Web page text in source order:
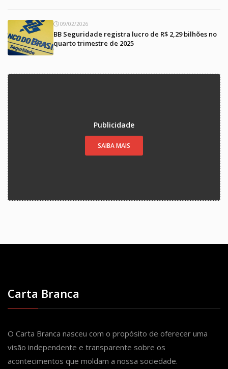
09/02/2026
BB Seguridade registra lucro de R$ 2,29 bilhões no
quarto trimestre de 2025
Publicidade
SAIBA MAIS
Carta Branca
O Carta Branca nasceu com o propósito de oferecer uma
visão independente e transparente sobre os
acontecimentos que moldam a nossa sociedade.